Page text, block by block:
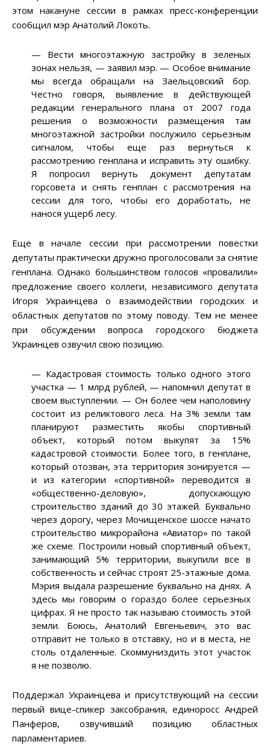
этом накануне сессии в рамках пресс-конференции
сообщил мэр Анатолий Локоть.
— Вести многоэтажную застройку в зеленых
зонах нельзя, — заявил мэр. — Особое внимание
мы всегда обращали на Заельцовский бор.
Честно говоря, выявление в действующей
редакции генерального плана от 2007 года
решения о возможности размещения там
многоэтажной застройки послужило серьезным
сигналом, чтобы еще раз вернуться к
рассмотрению генплана и исправить эту ошибку.
Я попросил вернуть документ депутатам
горсовета и снять генплан с рассмотрения на
сессии для того, чтобы его доработать, не
нанося ущерб лесу.
Еще в начале сессии при рассмотрении повестки
депутаты практически дружно проголосовали за снятие
генплана. Однако большинством голосов «провалили»
предложение своего коллеги, независимого депутата
Игоря Украинцева о взаимодействии городских и
областных депутатов по этому поводу. Тем не менее
при обсуждении вопроса городского бюджета
Украинцев озвучил свою позицию.
— Кадастровая стоимость только одного этого
участка — 1 млрд рублей, — напомнил депутат в
своем выступлении. — Он более чем наполовину
состоит из реликтового леса. На 3% земли там
планируют разместить якобы спортивный
объект, который потом выкупят за 15%
кадастровой стоимости. Более того, в генплане,
который отозван, эта территория зонируется —
и из категории «спортивной» переводится в
«общественно-деловую», допускающую
строительство зданий до 30 этажей. Буквально
через дорогу, через Мочищенское шоссе начато
строительство микрорайона «Авиатор» по такой
же схеме. Построили новый спортивный объект,
занимающий 5% территории, выкупили все в
собственность и сейчас строят 25-этажные дома.
Мэрия выдала разрешение буквально на днях. А
здесь мы говорим о гораздо более серьезных
цифрах. Я не просто так называю стоимость этой
земли. Боюсь, Анатолий Евгеньевич, это вас
отправит не только в отставку, но и в места, не
столь отдаленные. Скоммуниздить этот участок
я не позволю.
Поддержал Украинцева и присутствующий на сессии
первый вице-спикер заксобрания, единоросс Андрей
Панферов, озвучивший позицию областных
парламентариев.